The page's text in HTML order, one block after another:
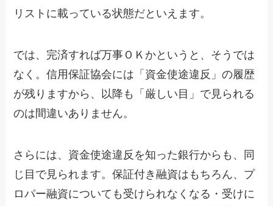
リストに載っている状態だといえます。
では、完済すれば万事ＯＫかというと、そうでは
なく。信用保証協会には「資金使途違反」の履歴
が残りますから、以降も「厳しい目」で見られる
のは間違いありません。
さらには、資金使途違反を知った銀行からも、同
じ目で見られます。保証付き融資はもちろん、プ
ロパー融資についても受けられなくなる・受けに